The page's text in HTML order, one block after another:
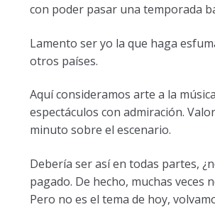
con poder pasar una temporada
Lamento ser yo la que haga
otros países.
Aquí consideramos arte a la
espectáculos con admiración.
minuto sobre el escenario.
Debería ser así en todas partes,
pagado. De hecho, muchas
Pero no es el tema de hoy,